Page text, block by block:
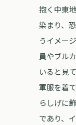
抱く中東
染まり、
うイメー
員やブル
いると見
軍服を着
らしげに
であり、